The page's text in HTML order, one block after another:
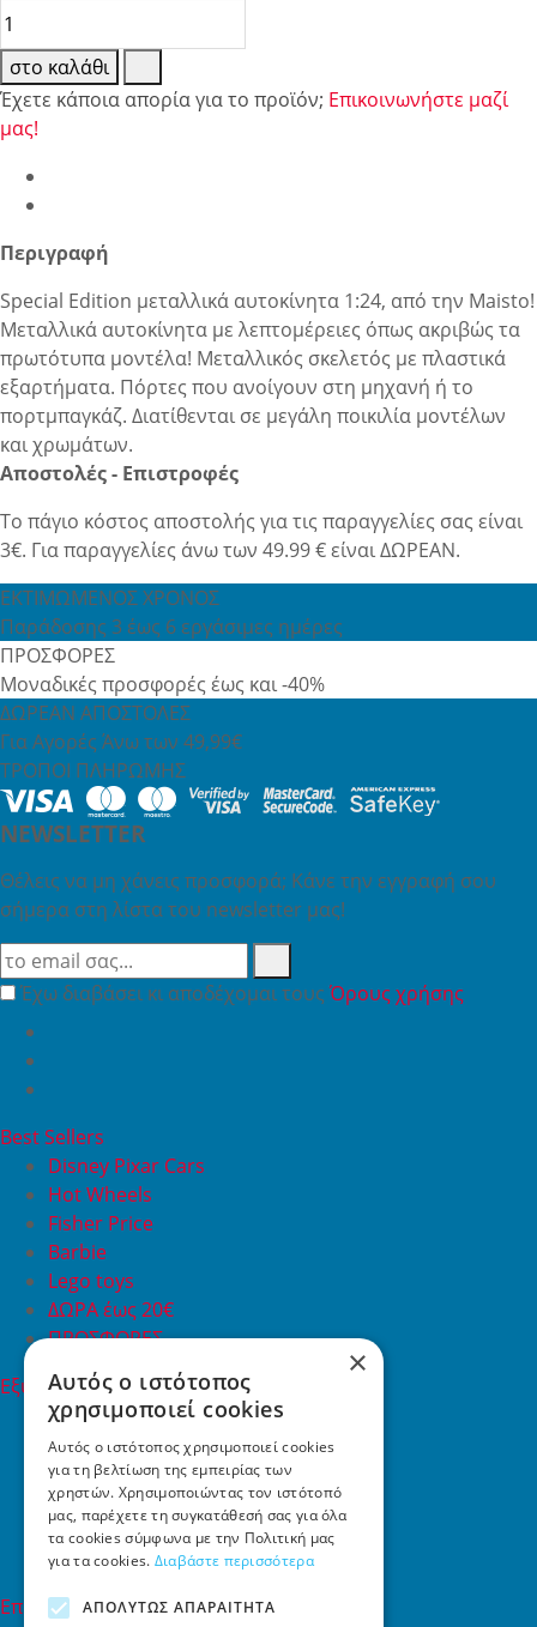
στο καλάθι
Έχετε κάποια απορία για το προϊόν; Επικοινωνήστε μαζί
μας!
Περιγραφή
Special Edition μεταλλικά αυτοκίνητα 1:24, από την Maisto!
Μεταλλικά αυτοκίνητα με λεπτομέρειες όπως ακριβώς τα
πρωτότυπα μοντέλα! Μεταλλικός σκελετός με πλαστικά
εξαρτήματα. Πόρτες που ανοίγουν στη μηχανή ή το
πορτμπαγκάζ. Διατίθενται σε μεγάλη ποικιλία μοντέλων
και χρωμάτων.
Αποστολές - Επιστροφές
Το πάγιο κόστος αποστολής για τις παραγγελίες σας είναι
3€. Για παραγγελίες άνω των 49.99 € είναι ΔΩΡΕΑΝ.
ΕΚΤΙΜΩΜΕΝΟΣ ΧΡΟΝΟΣ
Παράδοσης 3 έως 6 εργάσιμες ημέρες
ΠΡΟΣΦΟΡΕΣ
Μοναδικές προσφορές έως και -40%
ΔΩΡΕΑΝ ΑΠΟΣΤΟΛΕΣ
Για Αγορές Άνω των 49,99€
ΤΡΟΠΟΙ ΠΛΗΡΩΜΗΣ
NEWSLETTER
Θέλεις να μη χάνεις προσφορά; Κάνε την εγγραφή σου
σήμερα στη λίστα του newsletter μας!
Έχω διαβάσει κι αποδέχομαι τουςΌρους χρήσης
Best Sellers
Disney Pixar Cars
Hot Wheels
Fisher Price
Barbie
Lego toys
ΔΩΡΑ έως 20€
ΠΡΟΣΦΟΡΕΣ
Εξυπηρέτηση Πελατών
Εξυπηρέτηση πελατών
Συχνές ερωτήσεις
Όροι χρήσης
Τρόποι Πληρωμής
Επιστροφές
Επικοινωνία
Επικοινωνία
×
Αυτός ο ιστότοπος
χρησιμοποιεί cookies
Αυτός ο ιστότοπος χρησιμοποιεί cookies
για τη βελτίωση της εμπειρίας των
χρηστών. Χρησιμοποιώντας τον ιστότοπό
μας, παρέχετε τη συγκατάθεσή σας για όλα
τα cookies σύμφωνα με την Πολιτική μας
για τα cookies. Διαβάστε περισσότερα
ΑΠΟΛΎΤΩΣ ΑΠΑΡΑΊΤΗΤΑ